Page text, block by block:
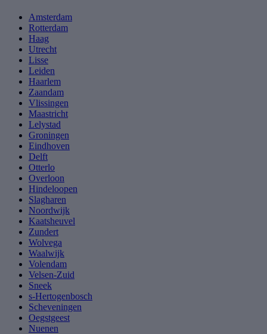
Amsterdam
Rotterdam
Haag
Utrecht
Lisse
Leiden
Haarlem
Zaandam
Vlissingen
Maastricht
Lelystad
Groningen
Eindhoven
Delft
Otterlo
Overloon
Hindeloopen
Slagharen
Noordwijk
Kaatsheuvel
Zundert
Wolvega
Waalwijk
Volendam
Velsen-Zuid
Sneek
s-Hertogenbosch
Scheveningen
Oegstgeest
Nuenen